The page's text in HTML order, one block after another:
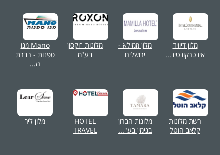
מלון דיוויד
אינטרקונטינ...
מלון ממילא -
ירושלים
מלונות רוקסון
בע"מ
Mano מנו
ספנות - חברת
ה...
רשת מלונות
קלאב הוטל
מלונות הברון
בנימין בע"...
HOTEL
TRAVEL
מלון ליר